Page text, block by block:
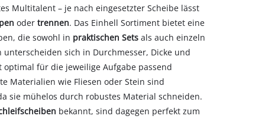
Multitalent – je nach eingesetzter Scheibe lässt
oder trennen. Das Einhell Sortiment bietet eine
die sowohl in praktischen Sets als auch einzeln
sich in Durchmesser, Dicke und
für die jeweilige Aufgabe passend
Materialien wie Fliesen oder Stein sind
sie mühelos durch robustes Material schneiden.
bekannt, sind dagegen perfekt zum